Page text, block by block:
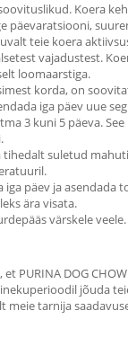
Koera
päevaratsiooni,
teie koera
vajadustest.
loomaarstiga.
korda, on
iga päev uue
3 kuni 5 päeva.
suletud
päev ja asendada
ära visata.
värskele veele.
PURINA DOG
jõuda
meie tarnija